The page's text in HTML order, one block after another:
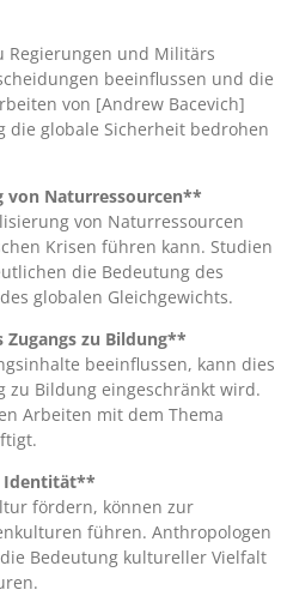
Regierungen und Militärs
beeinflussen und die
von [Andrew Bacevich]
globale Sicherheit bedrohen
von Naturressourcen**
von Naturressourcen
Krisen führen kann. Studien
die Bedeutung des
globalen Gleichgewichts.
zu Bildung**
beeinflussen, kann dies
zu Bildung eingeschränkt wird.
Arbeiten mit dem Thema
Identität**
fördern, können zur
führen. Anthropologen
Bedeutung kultureller Vielfalt